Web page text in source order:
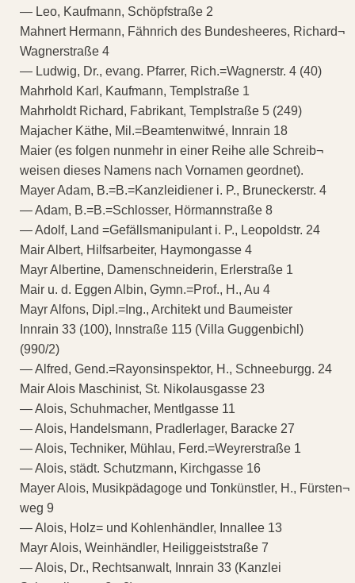
— Leo, Kaufmann, Schöpfstraße 2
Mahnert Hermann, Fähnrich des Bundesheeres, Richard¬
Wagnerstraße 4
— Ludwig, Dr., evang. Pfarrer, Rich.=Wagnerstr. 4 (40)
Mahrhold Karl, Kaufmann, Templstraße 1
Mahrholdt Richard, Fabrikant, Templstraße 5 (249)
Majacher Käthe, Mil.=Beamtenwitwé, Innrain 18
Maier (es folgen nunmehr in einer Reihe alle Schreib¬
weisen dieses Namens nach Vornamen geordnet).
Mayer Adam, B.=B.=Kanzleidiener i. P., Bruneckerstr. 4
— Adam, B.=B.=Schlosser, Hörmannstraße 8
— Adolf, Land =Gefällsmanipulant i. P., Leopoldstr. 24
Mair Albert, Hilfsarbeiter, Haymongasse 4
Mayr Albertine, Damenschneiderin, Erlerstraße 1
Mair u. d. Eggen Albin, Gymn.=Prof., H., Au 4
Mayr Alfons, Dipl.=Ing., Architekt und Baumeister
Innrain 33 (100), Innstraße 115 (Villa Guggenbichl)
(990/2)
— Alfred, Gend.=Rayonsinspektor, H., Schneeburgg. 24
Mair Alois Maschinist, St. Nikolausgasse 23
— Alois, Schuhmacher, Mentlgasse 11
— Alois, Handelsmann, Pradlerlager, Baracke 27
— Alois, Techniker, Mühlau, Ferd.=Weyrerstraße 1
— Alois, städt. Schutzmann, Kirchgasse 16
Mayer Alois, Musikpädagoge und Tonkünstler, H., Fürsten¬
weg 9
— Alois, Holz= und Kohlenhändler, Innallee 13
Mayr Alois, Weinhändler, Heiliggeiststraße 7
— Alois, Dr., Rechtsanwalt, Innrain 33 (Kanzlei